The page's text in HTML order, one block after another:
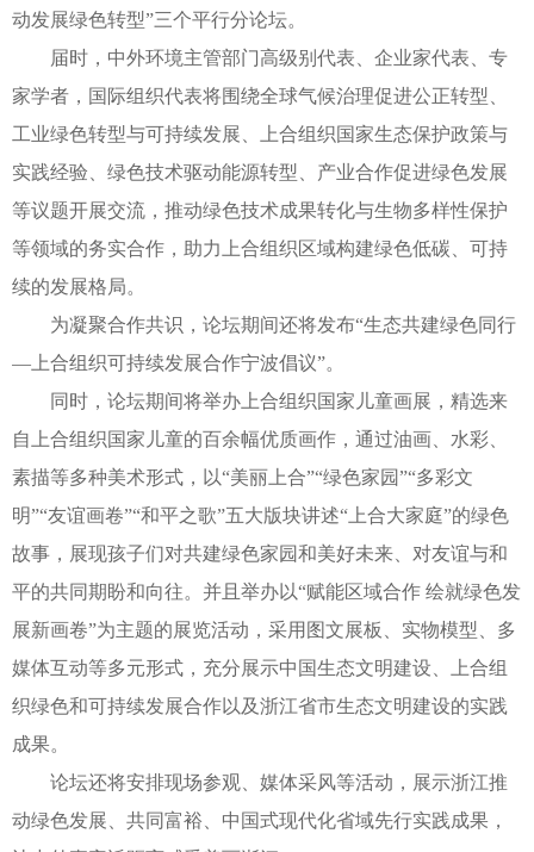
动发展绿色转型”三个平行分论坛。
届时，中外环境主管部门高级别代表、企业家代表、专
家学者，国际组织代表将围绕全球气候治理促进公正转型、
工业绿色转型与可持续发展、上合组织国家生态保护政策与
实践经验、绿色技术驱动能源转型、产业合作促进绿色发展
等议题开展交流，推动绿色技术成果转化与生物多样性保护
等领域的务实合作，助力上合组织区域构建绿色低碳、可持
续的发展格局。
为凝聚合作共识，论坛期间还将发布“生态共建绿色同行
—上合组织可持续发展合作宁波倡议”。
同时，论坛期间将举办上合组织国家儿童画展，精选来
自上合组织国家儿童的百余幅优质画作，通过油画、水彩、
素描等多种美术形式，以“美丽上合”“绿色家园”“多彩文
明”“友谊画卷”“和平之歌”五大版块讲述“上合大家庭”的绿色
故事，展现孩子们对共建绿色家园和美好未来、对友谊与和
平的共同期盼和向往。并且举办以“赋能区域合作 绘就绿色发
展新画卷”为主题的展览活动，采用图文展板、实物模型、多
媒体互动等多元形式，充分展示中国生态文明建设、上合组
织绿色和可持续发展合作以及浙江省市生态文明建设的实践
成果。
论坛还将安排现场参观、媒体采风等活动，展示浙江推
动绿色发展、共同富裕、中国式现代化省域先行实践成果，